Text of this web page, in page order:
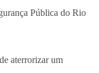
Pública do Rio
aterrorizar um